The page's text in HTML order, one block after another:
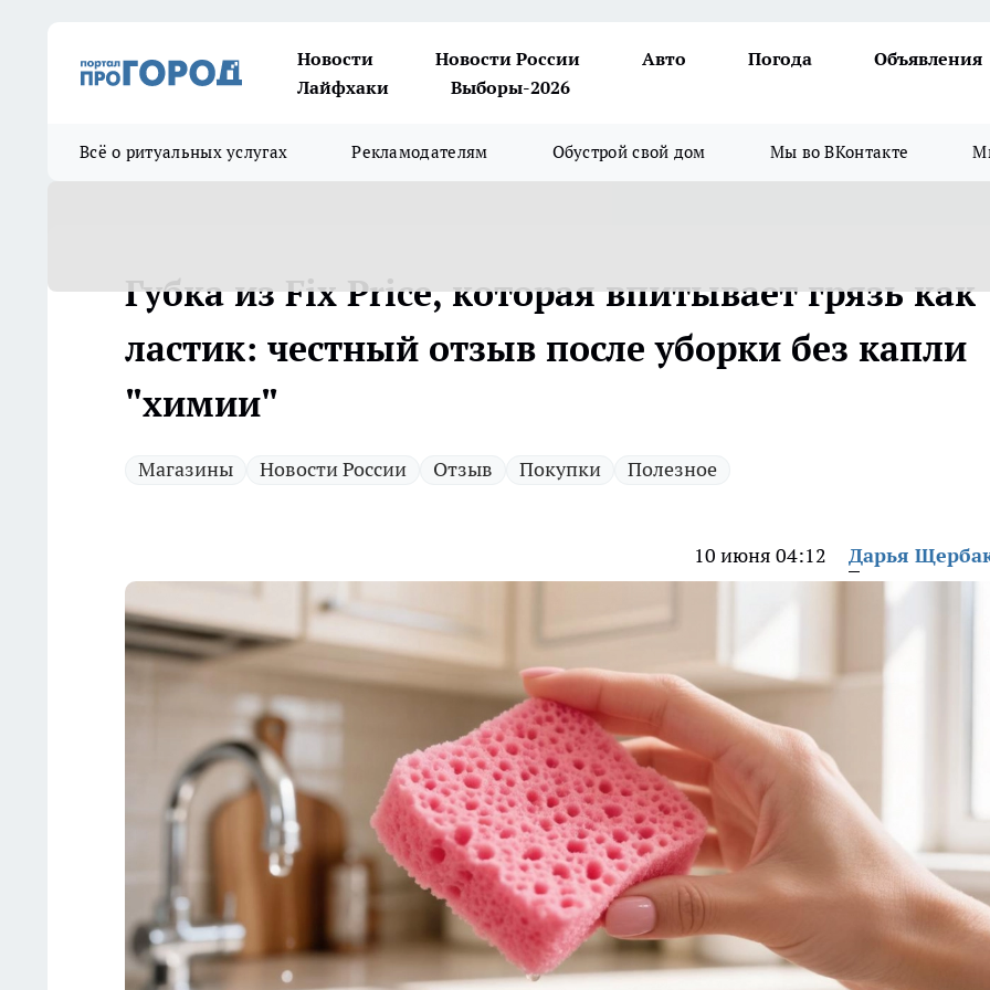
Новости Новости России Авто Погода
Объявления
Лайфхаки
Выборы-2026
Всё о ритуальных услугах Рекламодателям Обустрой свой дом Мы во ВКонтакте
Губка из Fix Price, которая впитывает грязь как
ластик: честный отзыв после уборки без капли
"химии"
Магазины Новости России Отзыв Покупки Полезное
10 июня 04:12 Дарья